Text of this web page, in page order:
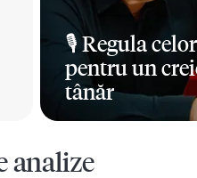
🎙️ Regula
pentru un
tânăr
analize